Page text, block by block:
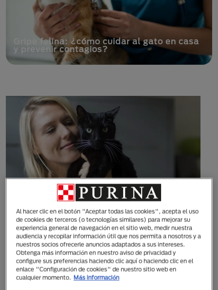
Gripe felina: ¿cómo cuidar al gato en casa
y prevenir contagios?
13 Octubre, 2022
Gatos negros: mitos, verdades y
curiosidades
Al hacer clic en el botón "Aceptar todas las cookies", acepta el uso
de cookies de terceros (o tecnologías similares) para mejorar su
experiencia general de navegación en el sitio web, medir nuestra
audiencia y recopilar información útil que nos permita a nosotros y a
nuestros socios ofrecerle anuncios adaptados a sus intereses.
Obtenga más información en nuestro aviso de privacidad y
configure sus preferencias haciendo clic aquí o haciendo clic en el
enlace "Configuración de cookies" de nuestro sitio web en
cualquier momento. Más información